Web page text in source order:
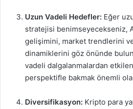
Uzun Vadeli Hedefler: Eğer
stratejisi benimseyecekseniz,
gelişimini, market trendlerini
dinamiklerini göz önünde
vadeli dalgalanmalardan
perspektifle bakmak önemli
Diversifikasyon: Kripto para